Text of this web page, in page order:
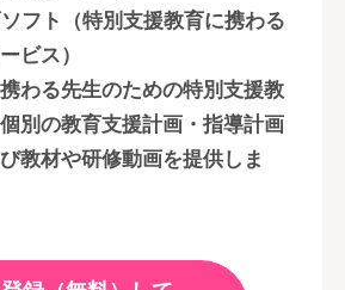
フト（特別支援教育に携わる
ビス）
わる先生のための特別支援教
別の教育支援計画・指導計画
教材や研修動画を提供しま